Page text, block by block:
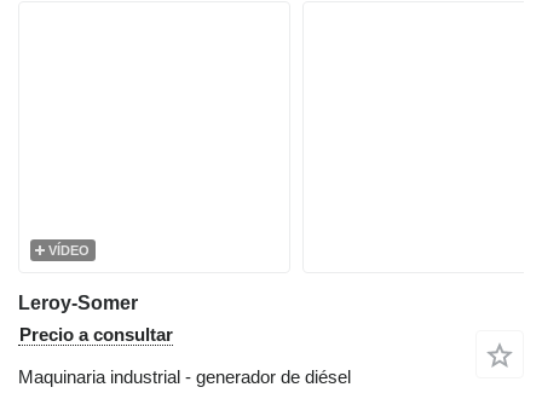
VÍDEO
Leroy-Somer
Precio a consultar
Maquinaria industrial - generador de diésel